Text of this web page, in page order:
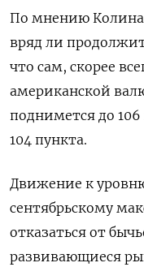
По мнению Колина
вряд ли
что сам, скорее
американской
поднимется до
104 пункта.
Движение к
сентябрьскому
отказаться от
развивающиеся